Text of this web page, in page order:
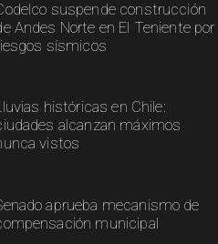
suspende construcción
Andes Norte en El Teniente por
sísmicos
históricas en Chile:
alcanzan máximos
vistos
aprueba mecanismo de
municipal